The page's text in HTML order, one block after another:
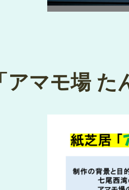
アマモ場 た